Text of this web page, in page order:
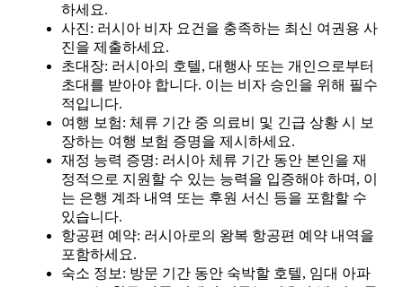
하세요.
사진: 러시아 비자 요건을 충족하는 최신 여권용 사
진을 제출하세요.
초대장: 러시아의 호텔, 대행사 또는 개인으로부터
초대를 받아야 합니다. 이는 비자 승인을 위해 필수
적입니다.
여행 보험: 체류 기간 중 의료비 및 긴급 상황 시 보
장하는 여행 보험 증명을 제시하세요.
재정 능력 증명: 러시아 체류 기간 동안 본인을 재
정적으로 지원할 수 있는 능력을 입증해야 하며, 이
는 은행 계좌 내역 또는 후원 서신 등을 포함할 수
있습니다.
항공편 예약: 러시아로의 왕복 항공편 예약 내역을
포함하세요.
숙소 정보: 방문 기간 동안 숙박할 호텔, 임대 아파